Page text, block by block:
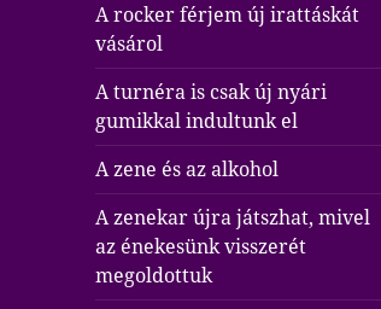
A rocker férjem új irattáskát
vásárol
A turnéra is csak új nyári
gumikkal indultunk el
A zene és az alkohol
A zenekar újra játszhat, mivel
az énekesünk visszerét
megoldottuk